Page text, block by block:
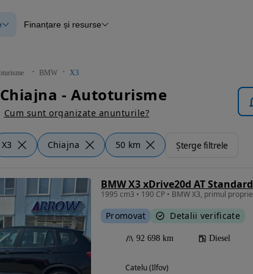
verificate
Blog Autovit.ro
Finanțare și resurse
BMW X3
Chiajna - Autoturisme
Cum sunt organizate anunturile?
X3 Chiajna 50 km Șterge filtrele
BMW X3 xDrive20d AT Standard
Promovat Detalii verificate
92 698 km Diesel
Catelu (Ilfov)